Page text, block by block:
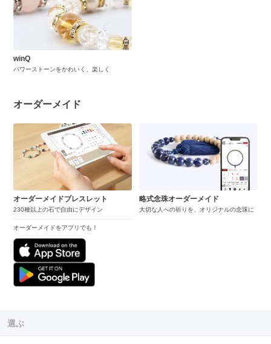
winQ
パワーストーンをかわいく、楽しく
オーダーメイド
オーダーメイドブレスレット
230種以上の石で自由にデザイン
オーダーメイドをアプリでも！
略式念珠オーダーメイド
大切な人への祈りを、オリジナルの念珠に
選ぶ